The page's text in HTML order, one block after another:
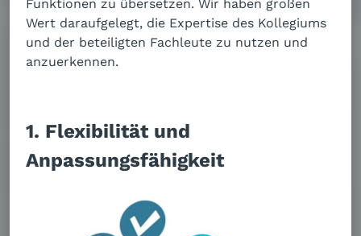
Wert daraufgelegt, die Expertise des Kollegiums
und der beteiligten Fachleute zu nutzen und
anzuerkennen.
1. Flexibilität und
Anpassungsfähigkeit